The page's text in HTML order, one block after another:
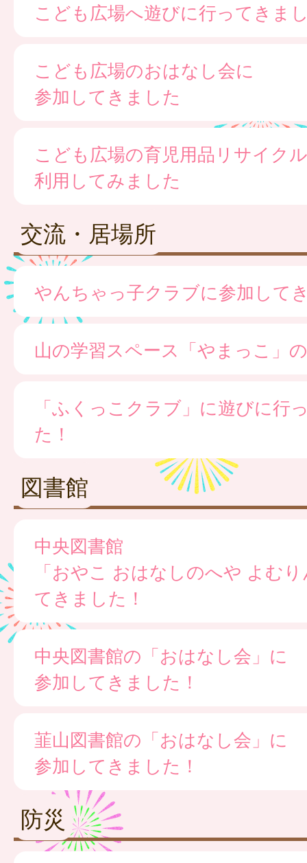
こども広場へ遊びに行ってきま
こども広場のおはなし会に
参加してきました
こども広場の育児用品リサイク
利用してみました
交流・居場所
やんちゃっ子クラブに参加して
山の学習スペース「やまっこ」
「ふくっこクラブ」に遊びに行
た！
図書館
中央図書館
「おやこ おはなしのへや よむ
てきました！
中央図書館の「おはなし会」に
参加してきました！
韮山図書館の「おはなし会」に
参加してきました！
防災